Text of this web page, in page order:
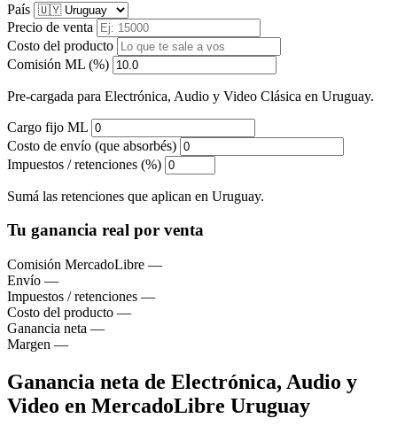
País
Precio de venta
Costo del producto
Comisión ML (%)
Pre-cargada para Electrónica, Audio y Video Clásica en Uruguay.
Cargo fijo ML
Costo de envío (que absorbés)
Impuestos / retenciones (%)
Sumá las retenciones que aplican en Uruguay.
Tu ganancia real por venta
Comisión MercadoLibre —
Envío —
Impuestos / retenciones —
Costo del producto —
Ganancia neta —
Margen —
Ganancia neta de Electrónica, Audio y
Video en MercadoLibre Uruguay